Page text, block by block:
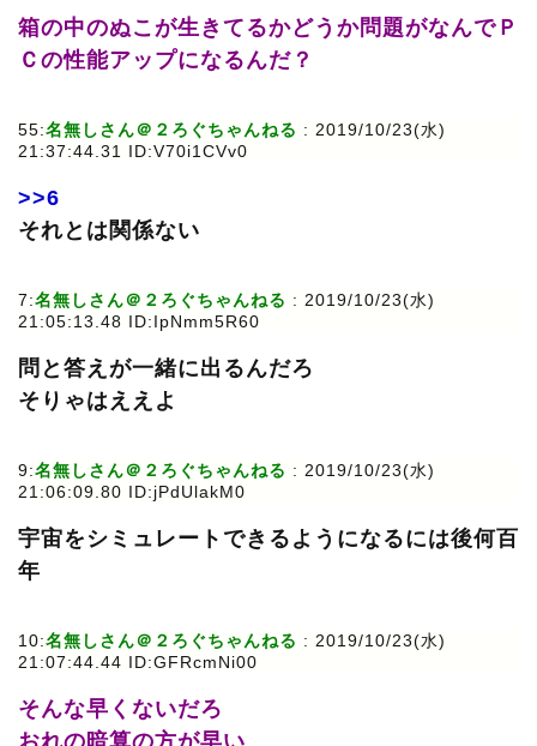
箱の中のぬこが生きてるかどうか問題がなんでＰ
Ｃの性能アップになるんだ？
55:名無しさん＠２ろぐちゃんねる : 2019/10/23(水)
21:37:44.31 ID:V70i1CVv0
>>6
それとは関係ない
7:名無しさん＠２ろぐちゃんねる : 2019/10/23(水)
21:05:13.48 ID:IpNmm5R60
問と答えが一緒に出るんだろ
そりゃはええよ
9:名無しさん＠２ろぐちゃんねる : 2019/10/23(水)
21:06:09.80 ID:jPdUlakM0
宇宙をシミュレートできるようになるには後何百
年
10:名無しさん＠２ろぐちゃんねる : 2019/10/23(水)
21:07:44.44 ID:GFRcmNi00
そんな早くないだろ